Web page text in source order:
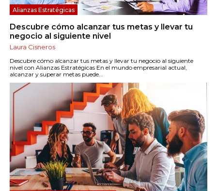
Alianzas Estratégicas
Descubre cómo alcanzar tus metas y llevar tu
negocio al siguiente nivel
Laura Cisneros
Descubre cómo alcanzar tus metas y llevar tu negocio al siguiente
nivel con Alianzas Estratégicas En el mundo empresarial actual,
alcanzar y superar metas puede...